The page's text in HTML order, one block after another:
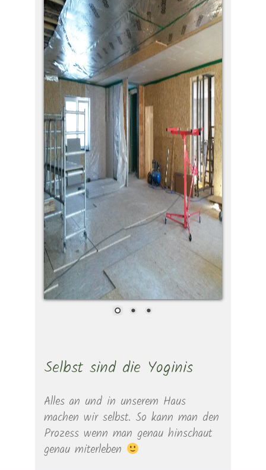
Selbst sind die Yoginis
Alles an und in unserem Haus
machen wir selbst. So kann man den
Prozess wenn man genau hinschaut
genau miterleben